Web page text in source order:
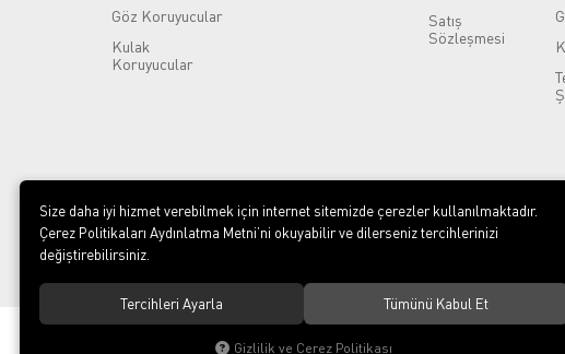
Göz Koruyucular
Kulak
Koruyucular
Satış
Sözleşmesi
ERY İş Güvenliği Ekipmanları
Size daha iyi hizmet verebilmek için internet sitemizde çerezler kullanılmaktadır.
Çerez Politikaları Aydınlatma Metni’ni okuyabilir ve dilerseniz tercihlerinizi
değiştirebilirsiniz.
Tercihleri Ayarla Tümünü Kabul Et
Gizlilik ve Çerez Politikası